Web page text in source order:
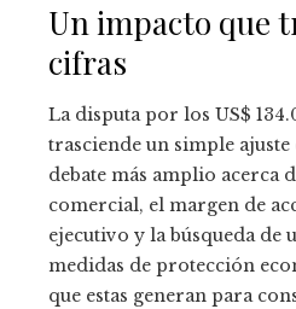
Un impacto que
cifras
La disputa por los US$
trasciende un simple
debate más amplio acerca
comercial, el margen de
ejecutivo y la búsqueda
medidas de protección
que estas generan para